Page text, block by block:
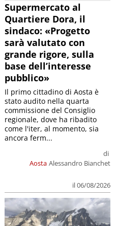
Supermercato al
Quartiere Dora, il
sindaco: «Progetto
sarà valutato con
grande rigore, sulla
base dell’interesse
pubblico»
Aosta
di
Alessandro Bianchet
il 06/08/2026
Il primo cittadino di Aosta è
stato audito nella quarta
commissione del Consiglio
regionale, dove ha ribadito
come l'iter, al momento, sia
ancora ferm...